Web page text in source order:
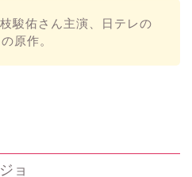
駿佑さん主演、日テレの
原作。
ョ